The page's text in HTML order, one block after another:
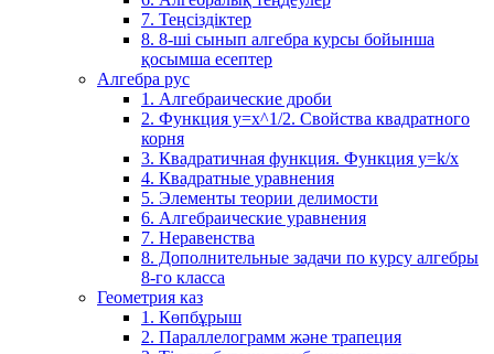
7. Теңсіздіктер
8. 8-ші сынып алгебра курсы бойынша
қосымша есептер
Алгебра рус
1. Алгебраические дроби
2. Функция y=x^1/2. Свойства квадратного
корня
3. Квадратичная функция. Функция у=k/x
4. Квадратные уравнения
5. Элементы теории делимости
6. Алгебраические уравнения
7. Неравенства
8. Дополнительные задачи по курсу алгебры
8-го класса
Геометрия каз
1. Көпбұрыш
2. Параллелограмм және трапеция